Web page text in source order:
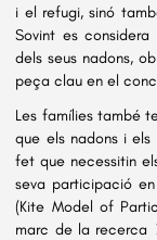
i el refugi, sinó
Sovint es
dels seus nadons,
peça clau en el
Les famílies també
que els nadons i
fet que necessitin
seva participació
(Kite Model of
marc de la recerca